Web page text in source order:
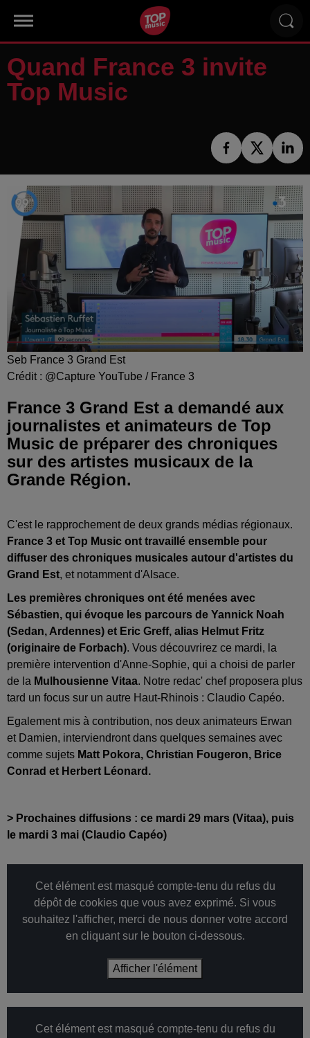
Quand France 3 invite
Top Music
Seb France 3 Grand Est
Crédit : @Capture YouTube / France 3
France 3 Grand Est a demandé aux
journalistes et animateurs de Top
Music de préparer des chroniques
sur des artistes musicaux de la
Grande Région.
C'est le rapprochement de deux grands médias régionaux.
France 3 et Top Music ont travaillé ensemble pour
diffuser des chroniques musicales autour d'artistes du
Grand Est, et notamment d'Alsace.
Les premières chroniques ont été menées avec
Sébastien, qui évoque les parcours de Yannick Noah
(Sedan, Ardennes) et Eric Greff, alias Helmut Fritz
(originaire de Forbach). Vous découvrirez ce mardi, la
première intervention d'Anne-Sophie, qui a choisi de parler
de la Mulhousienne Vitaa. Notre redac' chef proposera plus
tard un focus sur un autre Haut-Rhinois : Claudio Capéo.
Egalement mis à contribution, nos deux animateurs Erwan
et Damien, interviendront dans quelques semaines avec
comme sujets Matt Pokora, Christian Fougeron, Brice
Conrad et Herbert Léonard.
> Prochaines diffusions : ce mardi 29 mars (Vitaa), puis
le mardi 3 mai (Claudio Capéo)
Cet élément est masqué compte-tenu du refus du
dépôt de cookies que vous avez exprimé. Si vous
souhaitez l'afficher, merci de nous donner votre accord
en cliquant sur le bouton ci-dessous.
Afficher l'élément
Cet élément est masqué compte-tenu du refus du